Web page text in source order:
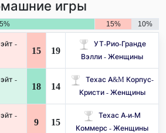
игры
15% 10%
-
15 19
УТ-Рио-Гранде
Вэлли - Женщины
-
18 14
Техас A&M Корпус-
Кристи - Женщины
-
9 15
Техас А-и-М
Коммерс - Женщины